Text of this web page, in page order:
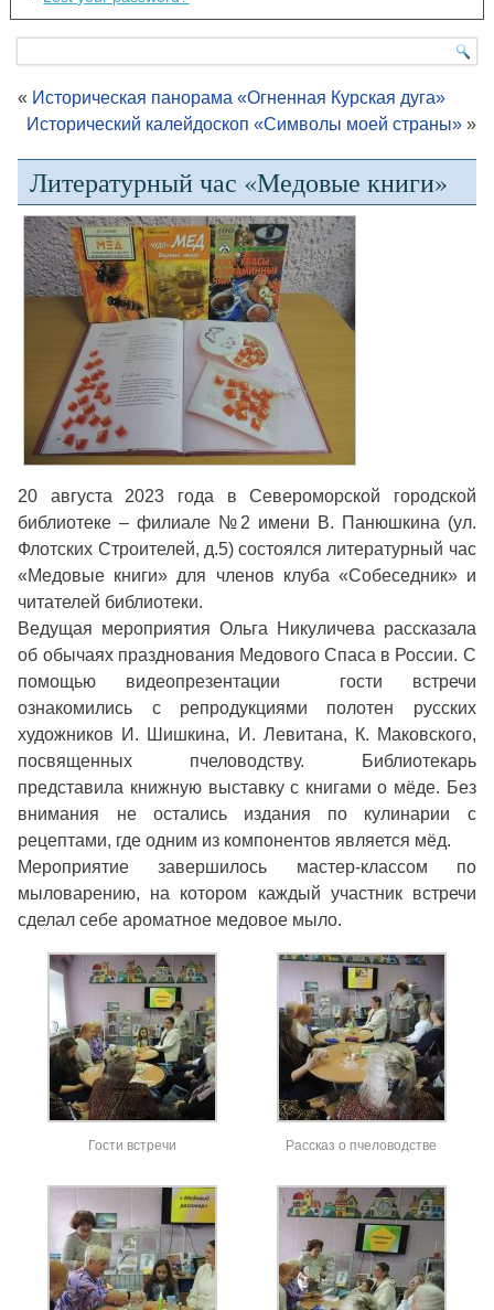
« Историческая панорама «Огненная Курская дуга»
Исторический калейдоскоп «Символы моей страны»»
Литературный час «Медовые книги»
20 августа 2023 года в Североморской городской
библиотеке – филиале №2 имени В. Панюшкина (ул.
Флотских Строителей, д.5) состоялся литературный час
«Медовые книги» для членов клуба «Собеседник» и
читателей библиотеки.
Ведущая мероприятия Ольга Никуличева рассказала
об обычаях празднования Медового Спаса в России. С
помощью видеопрезентации гости встречи
ознакомились с репродукциями полотен русских
художников И. Шишкина, И. Левитана, К. Маковского,
посвященных пчеловодству. Библиотекарь
представила книжную выставку с книгами о мёде. Без
внимания не остались издания по кулинарии с
рецептами, где одним из компонентов является мёд.
Мероприятие завершилось мастер-классом по
мыловарению, на котором каждый участник встречи
сделал себе ароматное медовое мыло.
Гости встречи Рассказ о пчеловодстве